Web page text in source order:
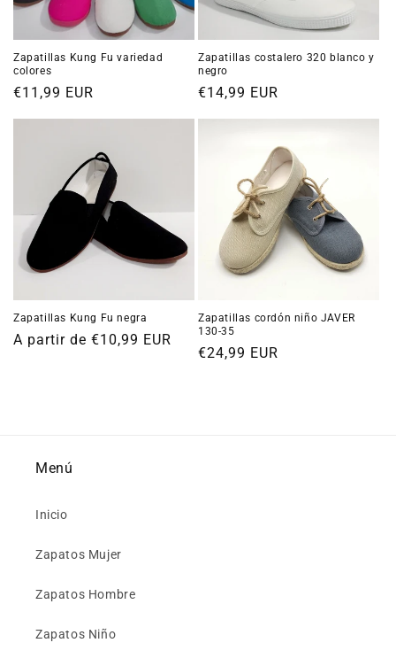
:
Zapatillas Kung Fu variedad
colores
Precio
€11,99 EUR
Zapatillas costalero 320 blanco y
negro
Precio
€14,99 EUR
Zapatillas Kung Fu negra
Precio
A partir de €10,99 EUR
Zapatillas cordón niño JAVER
130-35
Precio
€24,99 EUR
Menú
Inicio
Zapatos Mujer
Zapatos Hombre
Zapatos Niño